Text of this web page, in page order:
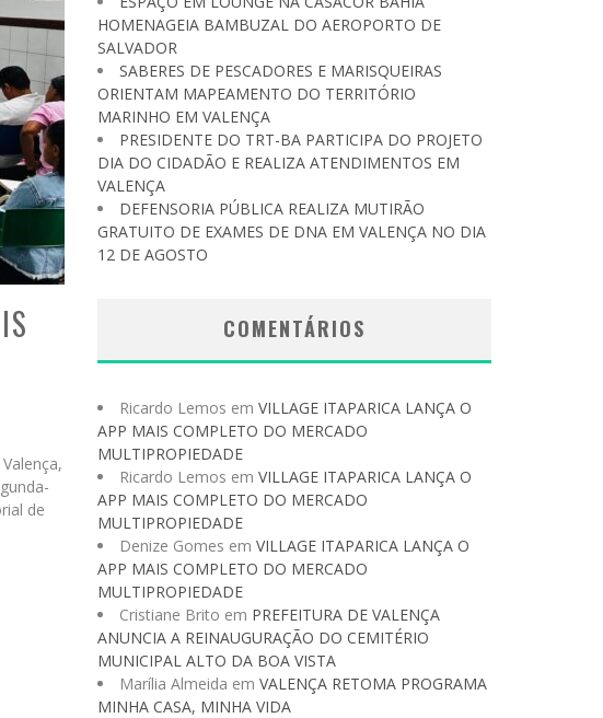
de
HOMENAGEIA BAMBUZAL DO AEROPORTO DE
SALVADOR
SABERES DE PESCADORES E MARISQUEIRAS
ORIENTAM MAPEAMENTO DO TERRITÓRIO
MARINHO EM VALENÇA
PRESIDENTE DO TRT-BA PARTICIPA DO PROJETO
DIA DO CIDADÃO E REALIZA ATENDIMENTOS EM
VALENÇA
DEFENSORIA PÚBLICA REALIZA MUTIRÃO
GRATUITO DE EXAMES DE DNA EM VALENÇA NO DIA
12 DE AGOSTO
COMENTÁRIOS
Ricardo Lemos em VILLAGE ITAPARICA LANÇA O
APP MAIS COMPLETO DO MERCADO
MULTIPROPIEDADE
Ricardo Lemos em VILLAGE ITAPARICA LANÇA O
APP MAIS COMPLETO DO MERCADO
MULTIPROPIEDADE
Denize Gomes em VILLAGE ITAPARICA LANÇA O
APP MAIS COMPLETO DO MERCADO
MULTIPROPIEDADE
Cristiane Brito em PREFEITURA DE VALENÇA
ANUNCIA A REINAUGURAÇÃO DO CEMITÉRIO
MUNICIPAL ALTO DA BOA VISTA
Marília Almeida em VALENÇA RETOMA PROGRAMA
MINHA CASA, MINHA VIDA